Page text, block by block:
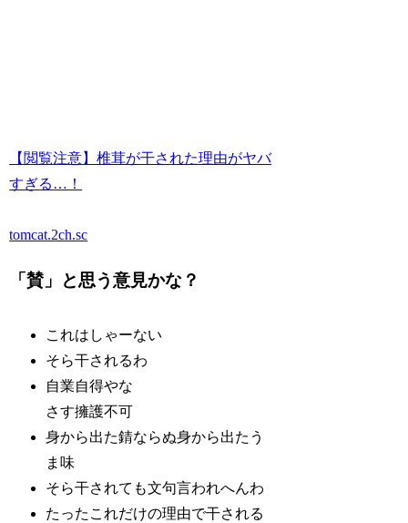
【閲覧注意】椎茸が干された理由がヤバ
すぎる…！
tomcat.2ch.sc
「賛」と思う意見かな？
これはしゃーない
そら干されるわ
自業自得やな
さす擁護不可
身から出た錆ならぬ身から出たう
ま味
そら干されても文句言われへんわ
たったこれだけの理由で干される